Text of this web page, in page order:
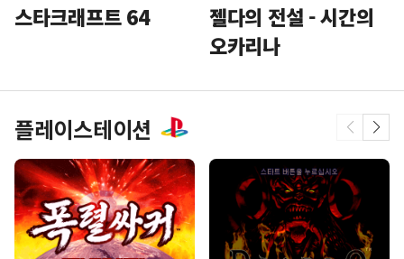
스타크래프트 64
젤다의 전설 - 시간의
오카리나
플레이스테이션